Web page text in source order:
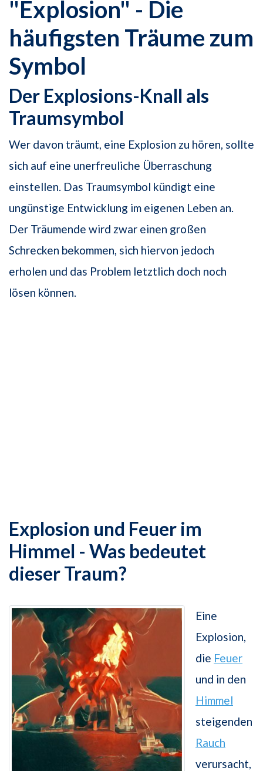
"Explosion" - Die
häufigsten Träume zum
Symbol
Der Explosions-Knall als
Traumsymbol
Wer davon träumt, eine Explosion zu hören, sollte
sich auf eine unerfreuliche Überraschung
einstellen. Das Traumsymbol kündigt eine
ungünstige Entwicklung im eigenen Leben an.
Der Träumende wird zwar einen großen
Schrecken bekommen, sich hiervon jedoch
erholen und das Problem letztlich doch noch
lösen können.
Explosion und Feuer im
Himmel - Was bedeutet
dieser Traum?
Eine
Explosion,
die Feuer
und in den
Himmel
steigenden
Rauch
verursacht,